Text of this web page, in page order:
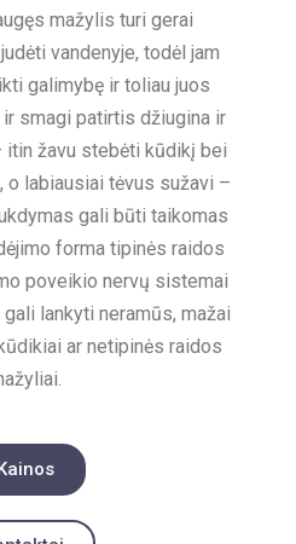
mažylis turi gerai
vandenyje, todėl jam
galimybę ir toliau juos
smagi patirtis džiugina ir
itin žavu stebėti kūdikį bei
o labiausiai tėvus sužavi –
gali būti taikomas
forma tipinės raidos
poveikio nervų sistemai
lankyti neramūs, mažai
ar netipinės raidos